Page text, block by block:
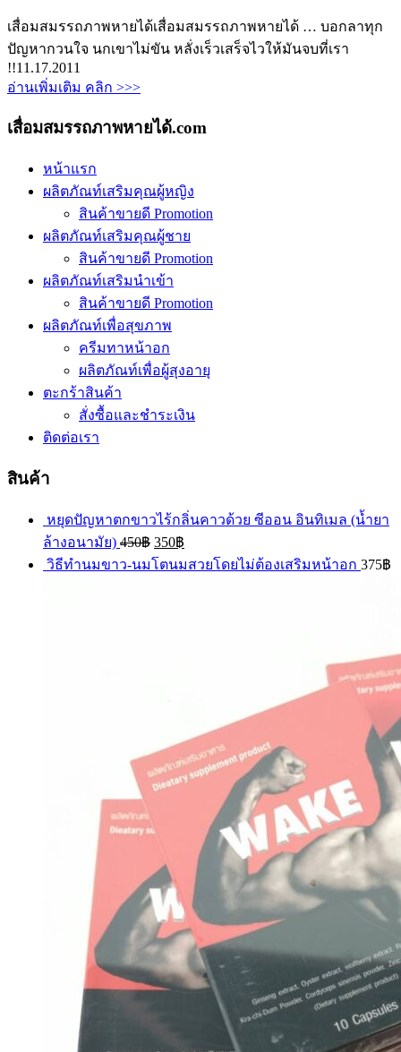
เสื่อมสมรรถภาพหายได้เสื่อมสมรรถภาพหายได้ … บอกลาทุก
ปัญหากวนใจ นกเขาไม่ขัน หลั่งเร็วเสร็จไวให้มันจบที่เรา
!!11.17.2011
อ่านเพิ่มเติม คลิก >>>
เสื่อมสมรรถภาพหายได้.com
หน้าแรก
ผลิตภัณท์เสริมคุณผู้หญิง
สินค้าขายดี Promotion
ผลิตภัณท์เสริมคุณผู้ชาย
สินค้าขายดี Promotion
ผลิตภัณท์เสริมนำเข้า
สินค้าขายดี Promotion
ผลิตภัณท์เพื่อสุขภาพ
ครีมทาหน้าอก
ผลิตภัณท์เพื่อผู้สุงอายุ
ตะกร้าสินค้า
สั่งซื้อและชำระเงิน
ติดต่อเรา
สินค้า
หยุดปัญหาตกขาวไร้กลิ่นคาวด้วย ซีออน อินทิเมล (น้ำยา
ล้างอนามัย) 450฿ 350฿
วิธีทำนมขาว-นมโตนมสวยโดยไม่ต้องเสริมหน้าอก 375฿